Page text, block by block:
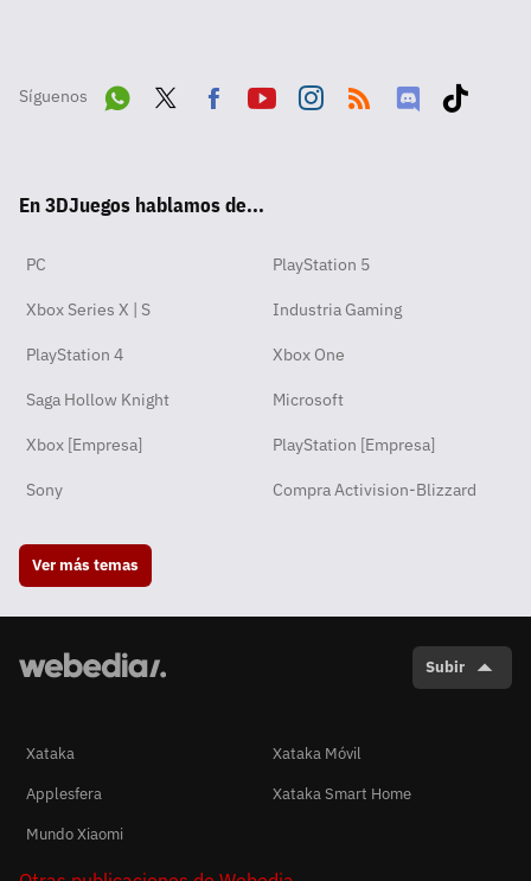
Síguenos
pp
ok
En 3DJuegos hablamos de...
PC PlayStation 5
Xbox Series X | S Industria Gaming
PlayStation 4 Xbox One
Saga Hollow Knight Microsoft
Xbox [Empresa] PlayStation [Empresa]
Sony Compra Activision-Blizzard
Ver más temas
Subir
Xataka
Xataka Móvil
Applesfera
Xataka Smart Home
Mundo Xiaomi